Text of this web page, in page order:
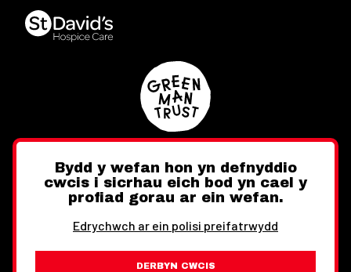
Twitter FacebookInstagram
Bydd y wefan hon yn defnyddio
cwcis i sicrhau eich bod yn cael y
profiad gorau ar ein wefan.
Edrychwch ar ein polisi preifatrwydd
DERBYN CWCIS